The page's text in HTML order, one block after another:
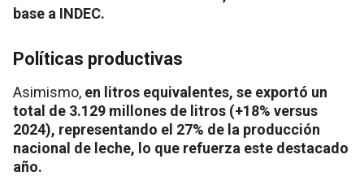
base a INDEC.
Políticas productivas
Asimismo, en litros equivalentes, se exportó un
total de 3.129 millones de litros (+18% versus
2024), representando el 27% de la producción
nacional de leche, lo que refuerza este destacado
año.